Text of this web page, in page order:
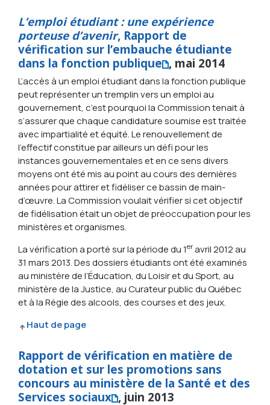
L’emploi étudiant : une expérience
porteuse d’avenir, Rapport de
vérification sur l’embauche étudiante
dans la fonction publique , mai 2014
L’accès à un emploi étudiant dans la fonction publique
peut représenter un tremplin vers un emploi au
gouvernement, c’est pourquoi la Commission tenait à
s’assurer que chaque candidature soumise est traitée
avec impartialité et équité. Le renouvellement de
l’effectif constitue par ailleurs un défi pour les
instances gouvernementales et en ce sens divers
moyens ont été mis au point au cours des dernières
années pour attirer et fidéliser ce bassin de main-
d’œuvre. La Commission voulait vérifier si cet objectif
de fidélisation était un objet de préoccupation pour les
ministères et organismes.
La vérification a porté sur la période du 1er avril 2012 au
31 mars 2013. Des dossiers étudiants ont été examinés
au ministère de l’Éducation, du Loisir et du Sport, au
ministère de la Justice, au Curateur public du Québec
et à la Régie des alcools, des courses et des jeux.
Haut de page
Rapport de vérification en matière de
dotation et sur les promotions sans
concours au ministère de la Santé et des
Services sociaux , juin 2013